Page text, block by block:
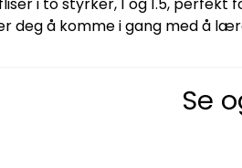
deg å komme i gang med å
Se